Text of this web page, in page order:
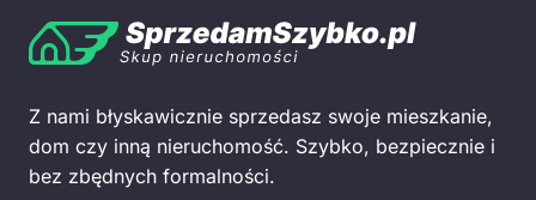
Z nami błyskawicznie sprzedasz swoje mieszkanie,
dom czy inną nieruchomość. Szybko, bezpiecznie i
bez zbędnych formalności.